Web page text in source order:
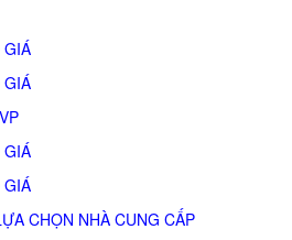
GIÁ
GIÁ
GIÁ
GIÁ
CHỌN NHÀ CUNG CẤP